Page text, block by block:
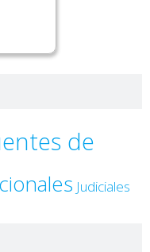
de
Judiciales